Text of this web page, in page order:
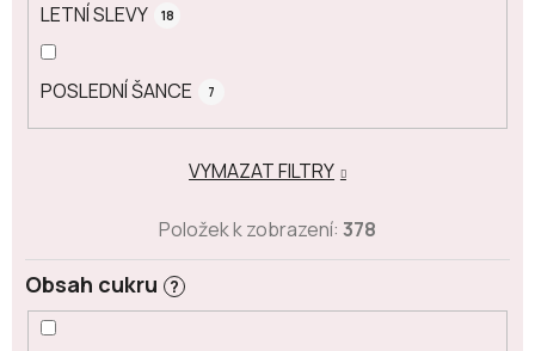
LETNÍ SLEVY 18
POSLEDNÍ ŠANCE 7
Obsah cukru ?
VYMAZAT FILTRY
Položek k zobrazení: 378